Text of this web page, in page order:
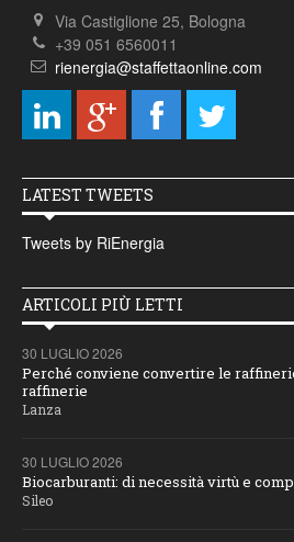
Via Castiglione 25, Bologna
+39 051 6560011
rienergia@staffettaonline.com
LATEST TWEETS
Tweets by RiEnergia
ARTICOLI PIÙ LETTI
30 LUGLIO 2026
Perché conviene convertire le
raffinerie
Lanza
30 LUGLIO 2026
Biocarburanti: di necessità virtù e
Sileo